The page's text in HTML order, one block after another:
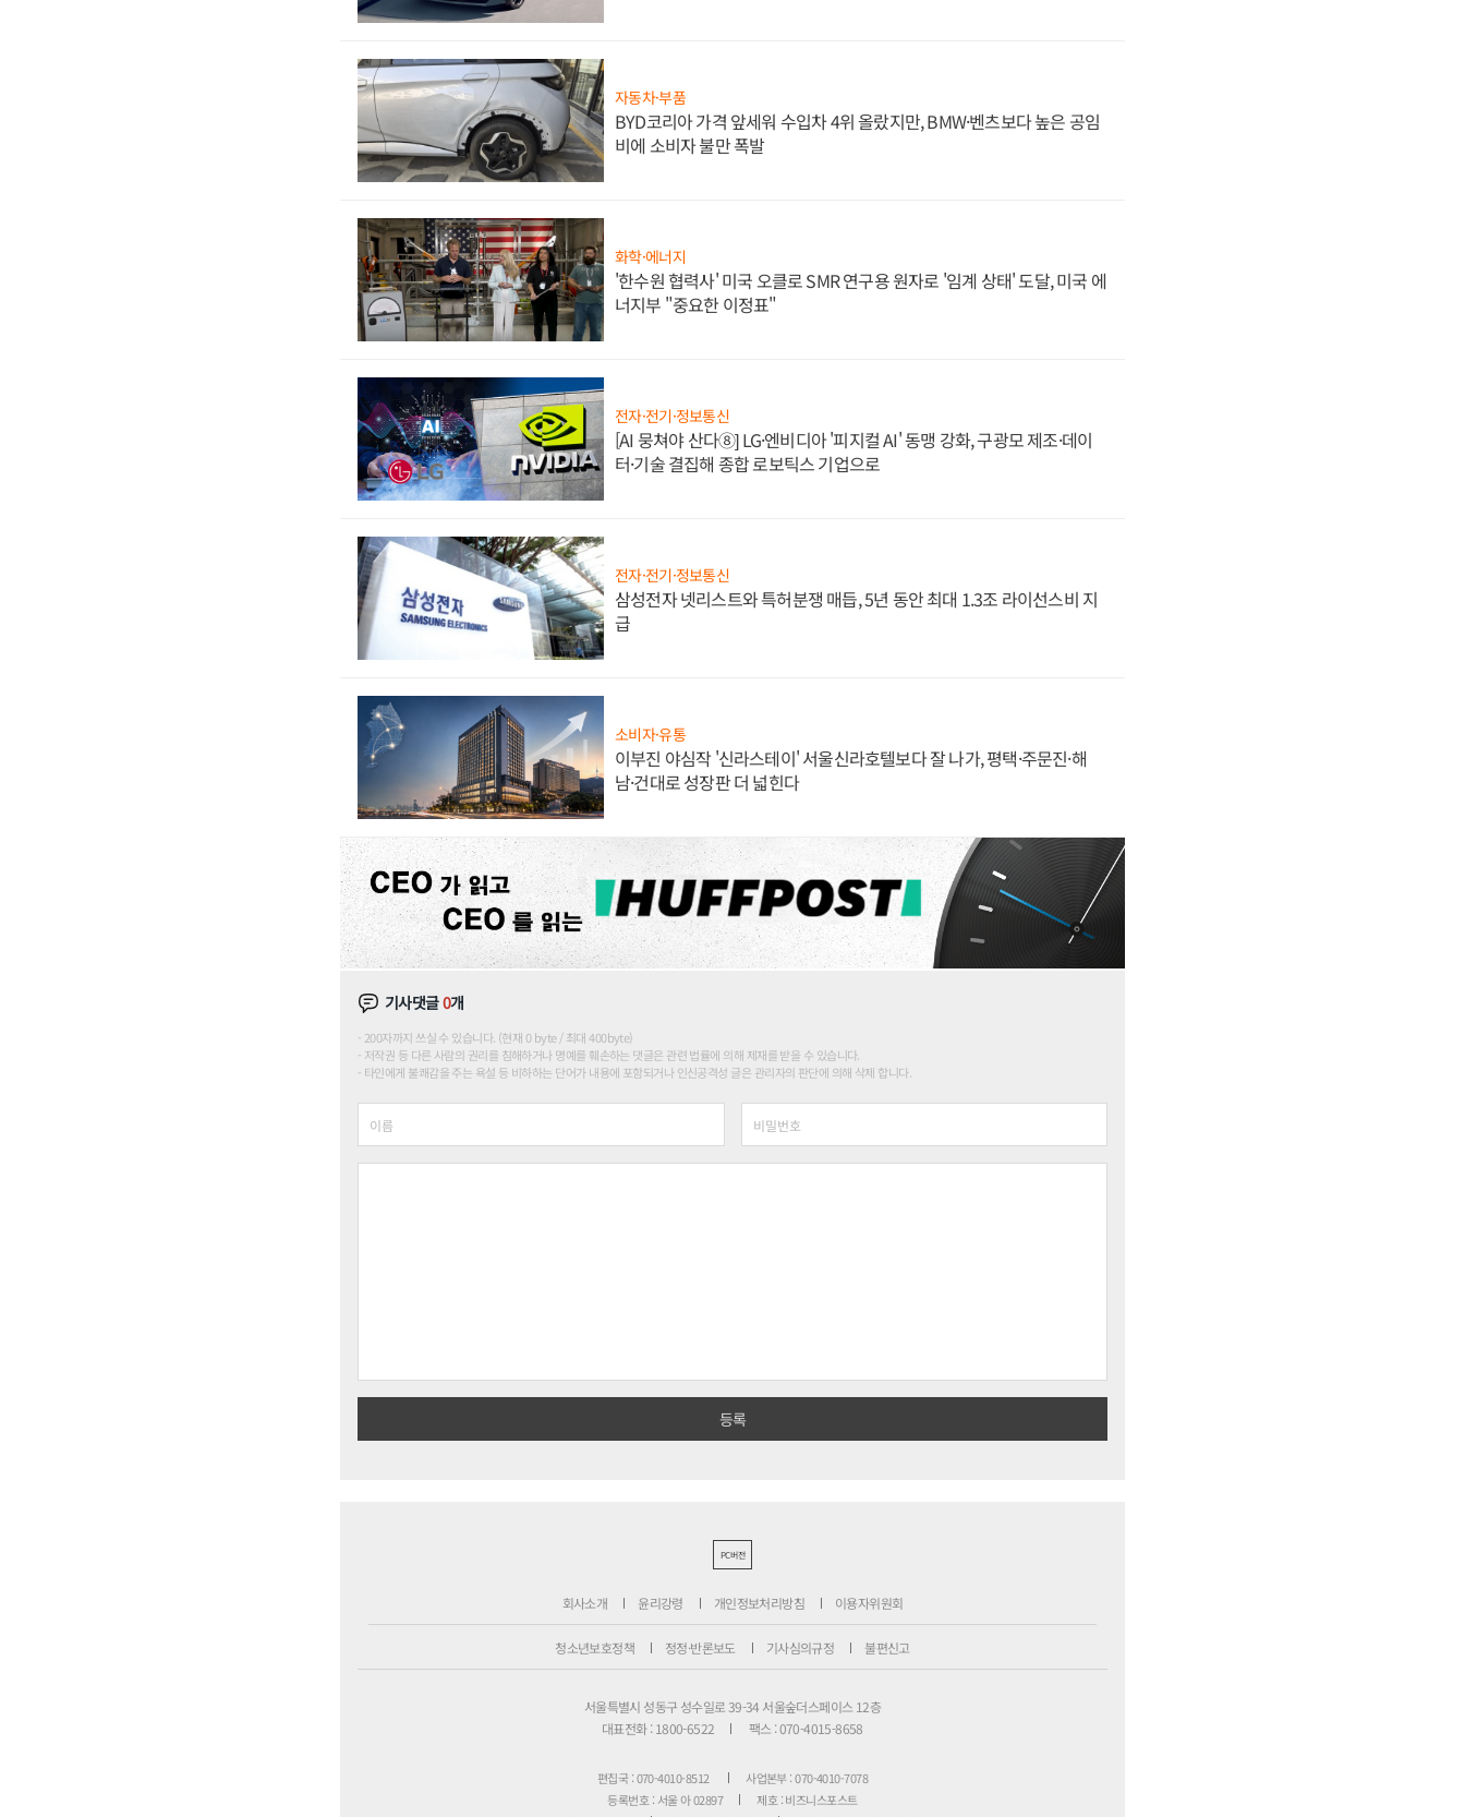
자동차·부품
BYD코리아 가격 앞세워 수입차 4위 올랐지만, BMW·벤츠보다 높은 공임
비에 소비자 불만 폭발
화학·에너지
'한수원 협력사' 미국 오클로 SMR 연구용 원자로 '임계 상태' 도달, 미국 에
너지부 "중요한 이정표"
전자·전기·정보통신
[AI 뭉쳐야 산다⑧] LG·엔비디아 '피지컬 AI' 동맹 강화, 구광모 제조·데이
터·기술 결집해 종합 로보틱스 기업으로
전자·전기·정보통신
삼성전자 넷리스트와 특허분쟁 매듭, 5년 동안 최대 1.3조 라이선스비 지
급
소비자·유통
이부진 야심작 '신라스테이' 서울신라호텔보다 잘 나가, 평택·주문진·해
남·건대로 성장판 더 넓힌다
기사댓글0개
200자까지 쓰실 수 있습니다. (현재 0 byte / 최대 400byte)
저작권 등 다른 사람의 권리를 침해하거나 명예를 훼손하는 댓글은 관련 법률에 의해 제재를 받을 수 있습니다.
타인에게 불쾌감을 주는 욕설 등 비하하는 단어가 내용에 포함되거나 인신공격성 글은 관리자의 판단에 의해 삭제 합니다.
PC버전
회사소개 윤리강령 개인정보처리방침 이용자위원회
청소년보호정책 정정·반론보도 기사심의규정 불편신고
서울특별시 성동구 성수일로 39-34 서울숲더스페이스 12층
대표전화 : 1800-6522
팩스 : 070-4015-8658
편집국 : 070-4010-8512
사업본부 : 070-4010-7078
등록번호 : 서울 아 02897
제호 : 비즈니스포스트